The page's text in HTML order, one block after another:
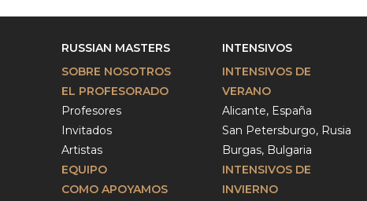
RUSSIAN MASTERS
SOBRE NOSOTROS
EL PROFESORADO
Profesores
Invitados
Artistas
EQUIPO
COMO APOYAMOS
INTENSIVOS
INTENSIVOS DE
VERANO
Alicante, España
San Petersburgo, Rusia
Burgas, Bulgaria
INTENSIVOS DE
INVIERNO